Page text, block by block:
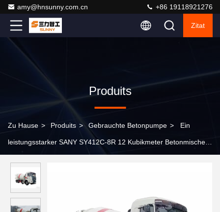
amy@hnsunny.com.cn +86 19118921276
Zitat
Produits
Zu Hause > Produits > Gebrauchte Betonpumpe > Ein
leistungsstarker SANY SY412C-8R 12 Kubikmeter Betonmischer